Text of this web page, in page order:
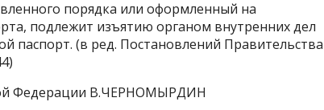
порядка или оформленный на
подлежит изъятию органом внутренних дел
паспорт. (в ред. Постановлений Правительства
Федерации В.ЧЕРНОМЫРДИН